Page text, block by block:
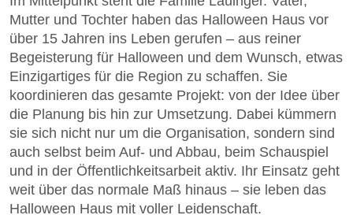
Mutter und Tochter haben das Halloween Haus vor
über 15 Jahren ins Leben gerufen – aus reiner
Begeisterung für Halloween und dem Wunsch, etwas
Einzigartiges für die Region zu schaffen. Sie
koordinieren das gesamte Projekt: von der Idee über
die Planung bis hin zur Umsetzung. Dabei kümmern
sie sich nicht nur um die Organisation, sondern sind
auch selbst beim Auf- und Abbau, beim Schauspiel
und in der Öffentlichkeitsarbeit aktiv. Ihr Einsatz geht
weit über das normale Maß hinaus – sie leben das
Halloween Haus mit voller Leidenschaft.